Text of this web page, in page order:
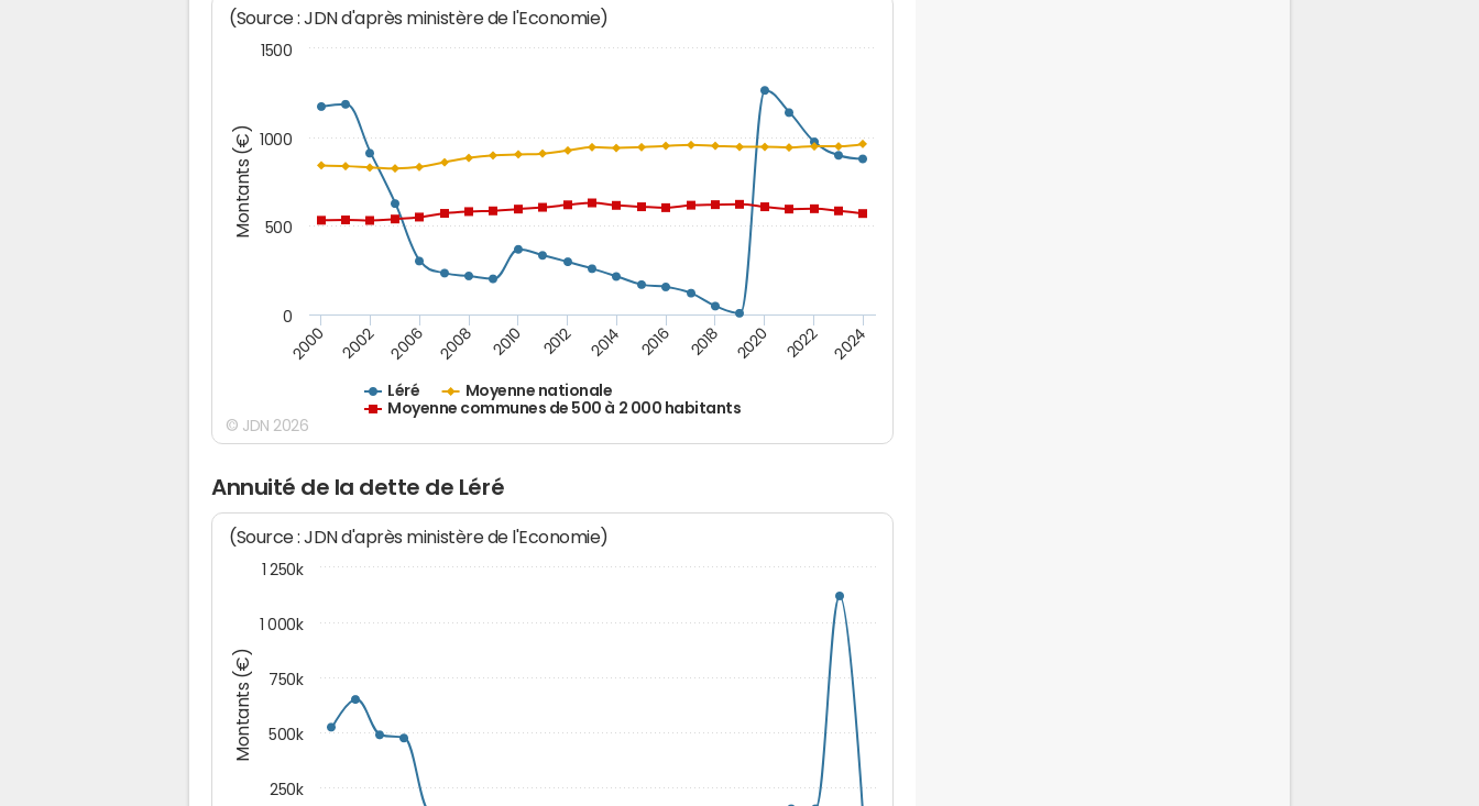
Montants (€)
(Source : JDN d'après ministère de l'Economie)
Léré
Moyenne nationale
Moyenne communes de 500 à 2 000 habitants
2000 2002 2006 2008 2010 2012 2014 2016 2018 2020 2022 2024
0
500
1000
1500
© JDN 2026
Annuité de la dette de Léré
Montants (€)
(Source : JDN d'après ministère de l'Economie)
250k
500k
750k
1 000k
1 250k